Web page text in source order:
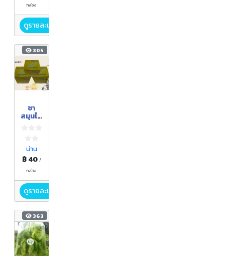
กล่อง
ดูรายละเอียด
305
ชา
สมุนไพ
น่าน
฿ 40 /
กล่อง
ดูรายละเอียด
363